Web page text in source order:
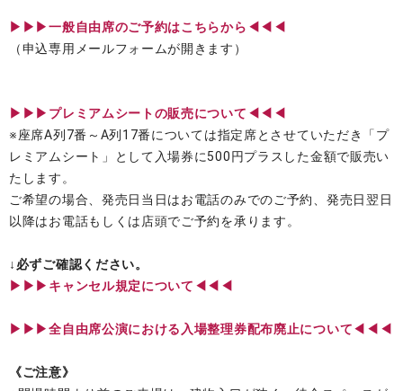
▶︎▶︎▶︎一般自由席のご予約はこちらから◀◀◀
（申込専用メールフォームが開きます）
▶︎▶︎▶︎プレミアムシートの販売について◀◀◀
※座席A列7番～A列17番については指定席とさせていただき「プ
レミアムシート」として入場券に500円プラスした金額で販売い
たします。
ご希望の場合、発売日当日はお電話のみでのご予約、発売日翌日
以降はお電話もしくは店頭でご予約を承ります。
↓必ずご確認ください。
▶︎▶︎▶︎キャンセル規定について◀◀◀
▶︎▶︎▶︎全自由席公演における入場整理券配布廃止について◀◀◀
《ご注意》